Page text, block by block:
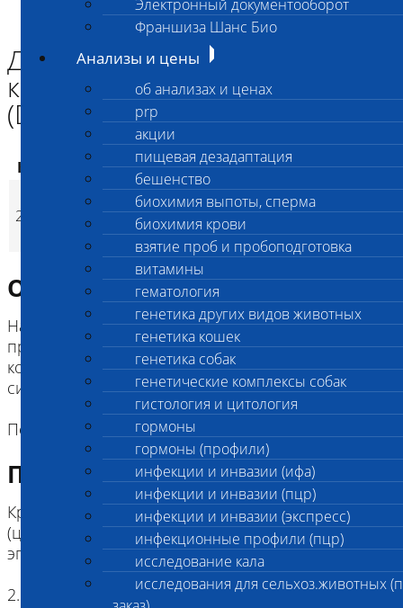
Электронный документооборот
Франшиза Шанс Био
Анализы и цены
об анализах и ценах
prp
акции
пищевая дезадаптация
бешенство
биохимия выпоты, сперма
биохимия крови
взятие проб и пробоподготовка
витамины
гематология
генетика других видов животных
генетика кошек
генетика собак
генетические комплексы собак
гистология и цитология
гормоны
гормоны (профили)
инфекции и инвазии (ифа)
инфекции и инвазии (пцр)
инфекции и инвазии (экспресс)
инфекционные профили (пцр)
исследование кала
исследования для сельхоз.животных
ГЕНЕТИКА СОБАК
Дилатационная кардиомиопатия шнауцеров (DCMS)
Дилатационная
кардиомиопатия шнауцеров
(DCMS)
Код Наименование услуг Цена, руб.
2727
Дилатационная
кардиомиопатия
шнауцеров (DCMS)
3 200 (
Описание исследования
Нарушение функционирования миокарда,
приводящее к сердечной недостаточности, при
которой преобладают дилатация желудочков и
систолическая дисфункция.
Породы: миттельшнауцер, ризеншнауцер"
Подготовка к исследованию
Кровь (2 мл) в пробирке с антикоагулянтом.
(цитрат натрия, К3ЭДТА, К2ЭДТА) , буккальный
эпителий
2. Копия родословной (не обязательно)